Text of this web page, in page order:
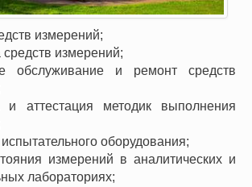
измерений;
средств измерений;
обслуживание и ремонт средств
и аттестация методик выполнения
оборудования;
измерений в аналитических и
лабораториях;